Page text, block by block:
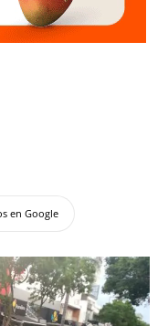
en Google